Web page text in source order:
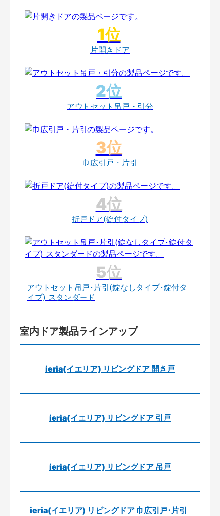
片開きドア
アウトセット吊戸・引分
巾広引戸・片引
折戸ドア(錠付タイプ)
アウトセット吊戸･片引(錠なしタイプ･錠付タ
イプ) スタンダード
室内ドア製品ラインアップ
ieria(イエリア) リビングドア 開き戸
ieria(イエリア) リビングドア 引戸
ieria(イエリア) リビングドア 吊戸
ieria(イエリア) リビングドア 巾広引戸･片引